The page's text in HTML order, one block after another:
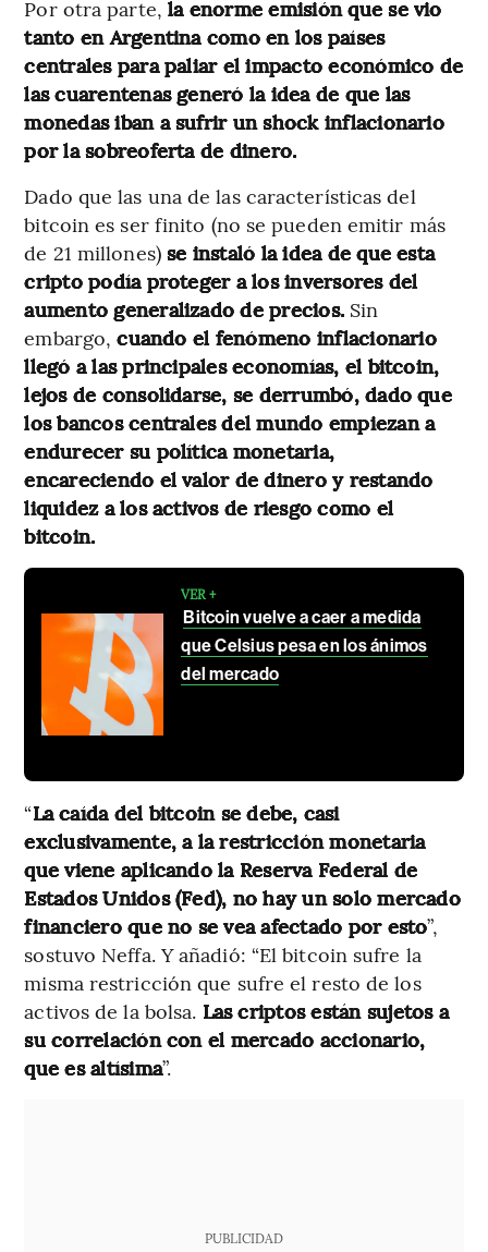
Por otra parte, la enorme emisión que se vio
tanto en Argentina como en los países
centrales para paliar el impacto económico de
las cuarentenas generó la idea de que las
monedas iban a sufrir un shock inflacionario
por la sobreoferta de dinero.
Dado que las una de las características del
bitcoin es ser finito (no se pueden emitir más
de 21 millones) se instaló la idea de que esta
cripto podía proteger a los inversores del
aumento generalizado de precios. Sin
embargo,cuando el fenómeno inflacionario
llegó a las principales economías, el bitcoin,
lejos de consolidarse, se derrumbó, dado que
los bancos centrales del mundo empiezan a
endurecer su política monetaria,
encareciendo el valor de dinero y restando
liquidez a los activos de riesgo como el
bitcoin.
VER +
Bitcoin vuelve a caer a medida
que Celsius pesa en los ánimos
del mercado
“La caída del bitcoin se debe, casi
exclusivamente, a la restricción monetaria
que viene aplicando la Reserva Federal de
Estados Unidos (Fed), no hay un solo mercado
financiero que no se vea afectado por esto”,
sostuvo Neffa. Y añadió: “El bitcoin sufre la
misma restricción que sufre el resto de los
activos de la bolsa. Las criptos están sujetos a
su correlación con el mercado accionario,
que es altísima”.
PUBLICIDAD